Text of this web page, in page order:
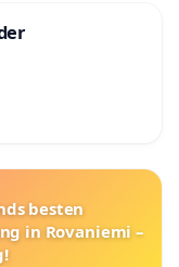
besten
in Rovaniemi –